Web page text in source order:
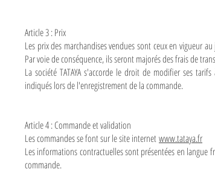
Article 3 : Prix
Les prix des marchandises vendues sont ceux en vigueur
Par voie de conséquence, ils seront majorés des frais de
La société TATAYA s'accorde le droit de modifier ses
indiqués lors de l'enregistrement de la commande.
Article 4 : Commande et validation
Les commandes se font sur le site internetwww.tataya.fr
Les informations contractuelles sont présentées en
commande.